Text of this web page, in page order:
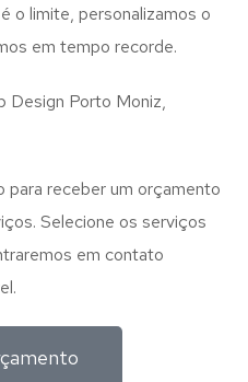
o limite, personalizamos o
em tempo recorde.
Design Porto Moniz,
para receber um orçamento
Selecione os serviços
em contato